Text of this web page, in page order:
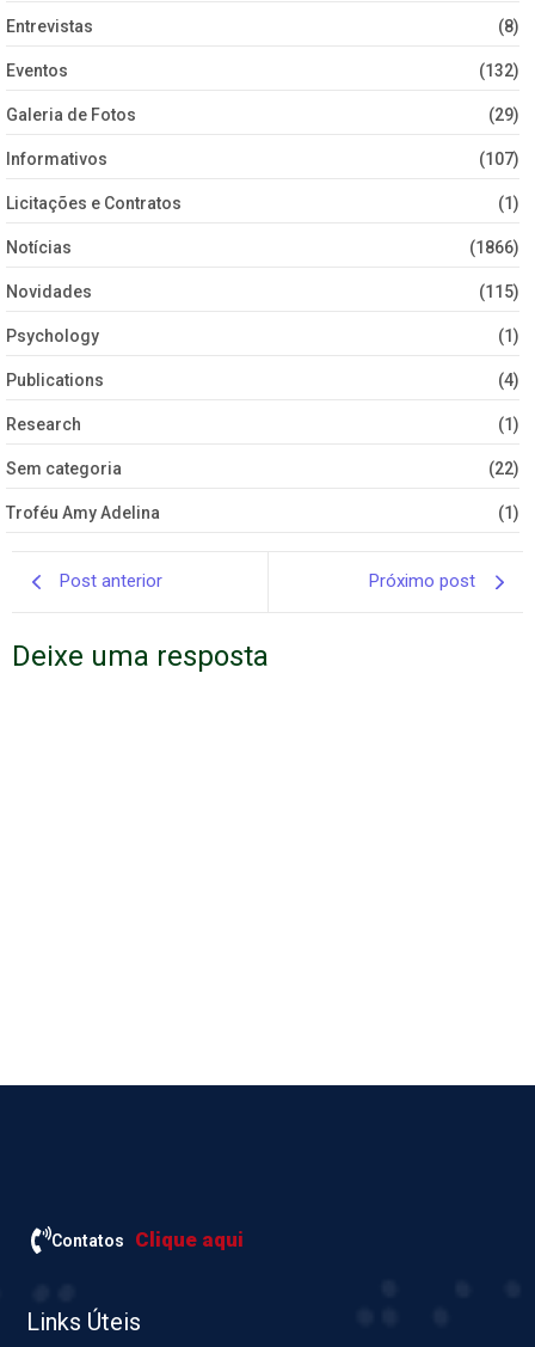
Entrevistas (8)
Eventos (132)
Galeria de Fotos (29)
Informativos (107)
Licitações e Contratos (1)
Notícias (1866)
Novidades (115)
Psychology (1)
Publications (4)
Research (1)
Sem categoria (22)
Troféu Amy Adelina (1)
Post anterior Próximo post
Deixe uma resposta
Contatos Clique aqui
Links Úteis